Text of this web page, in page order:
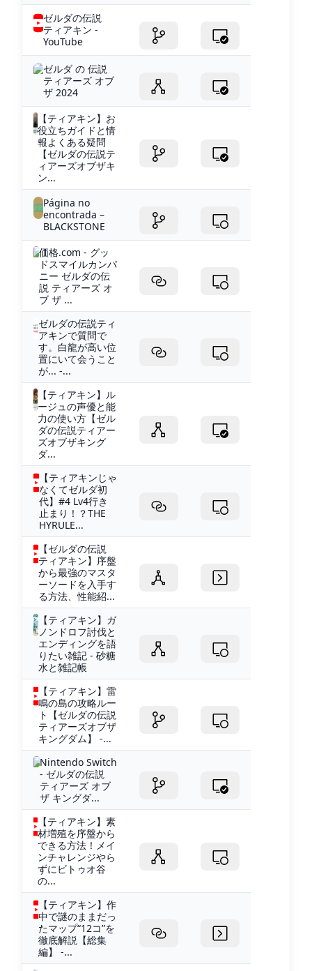
ゼルダの伝説
ティアキン -
YouTube
ゼルダ の 伝説
ティアーズ オブ
ザ 2024
【ティアキン】お
役立ちガイドと情
報よくある疑問
【ゼルダの伝説テ
ィアーズオブザキ
ン...
Página no
encontrada –
BLACKSTONE
価格.com - グッ
ドスマイルカンパ
ニー ゼルダの伝
説 ティアーズ オ
ブ ザ ...
ゼルダの伝説ティ
アキンで質問で
す。白龍が高い位
置にいて会うこと
が... -...
【ティアキン】ル
ージュの声優と能
力の使い方【ゼル
ダの伝説ティアー
ズオブザキング
ダ...
【ティアキンじゃ
なくてゼルダ初
代】#4 Lv4行き
止まり！？THE
HYRULE...
【ゼルダの伝説
ティアキン】序盤
から最強のマスタ
ーソードを入手す
る方法、性能紹...
【ティアキン】ガ
ノンドロフ討伐と
エンディングを語
りたい雑記 - 砂糖
水と雑記帳
【ティアキン】雷
鳴の島の攻略ルー
ト【ゼルダの伝説
ティアーズオブザ
キングダム】 -...
Nintendo Switch
- ゼルダの伝説
ティアーズ オブ
ザ キングダ...
【ティアキン】素
材増殖を序盤から
できる方法！メイ
ンチャレンジやら
ずにビトゥオ谷
の...
【ティアキン】作
中で謎のままだっ
たマップ“12コ”を
徹底解説【総集
編】 -...